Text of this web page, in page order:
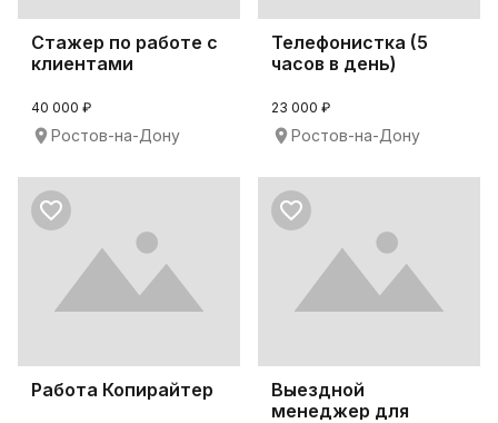
Стажер по работе с
клиентами
40 000 ₽
Ростов-на-Дону
Телефонистка (5
часов в день)
23 000 ₽
Ростов-на-Дону
Работа Копирайтер
Выездной
менеджер для